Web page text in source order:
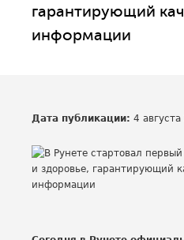
гарантирующий
информации
Дата публикации: 4